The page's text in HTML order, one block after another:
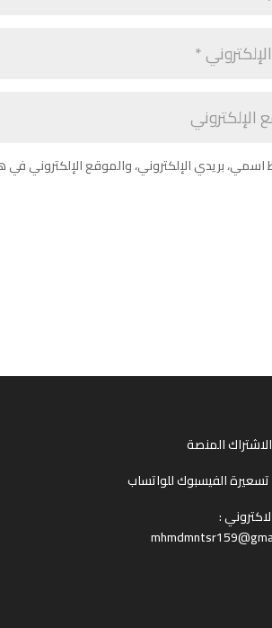
بريدي الإلكتروني، والموقع الإلكتروني
المنصة
الفيسبوك للواتساب
: